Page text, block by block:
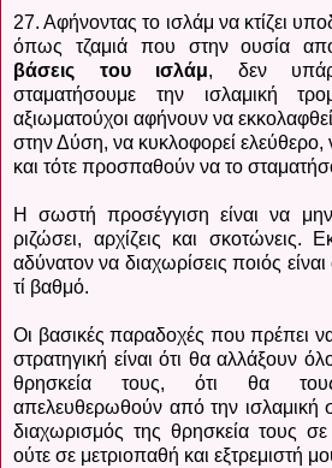
27. Αφήνοντας το ισλάμ να κτίζει
όπως τζαμιά που στην ουσία
βάσεις του ισλάμ, δεν
σταματήσουμε την ισλαμική
αξιωματούχοι αφήνουν να
στην Δύση, να κυκλοφορεί ελεύθερο,
και τότε προσπαθούν να το
Η σωστή προσέγγιση είναι να
ριζώσει, αρχίζεις και σκοτώνεις.
αδύνατον να διαχωρίσεις ποιός
τί βαθμό.
Οι βασικές παραδοχές που πρέπει
στρατηγική είναι ότι θα αλλάξουν
θρησκεία τους, ότι θα
απελευθερωθούν από την ισλαμική
διαχωρισμός της θρησκεία τους
ούτε σε μετριοπαθή και εξτρεμιστή